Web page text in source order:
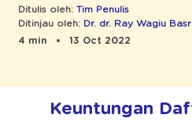
Ditulis oleh: Tim Penulis
Ditinjau oleh: Dr. dr. Ray Wagiu
4 min
13 Oct 2022
Keuntungan